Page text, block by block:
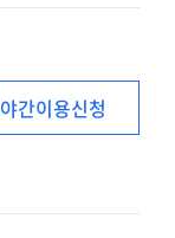
(2022년도)
야간이용신청